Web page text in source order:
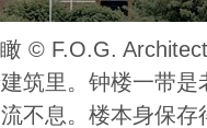
©️ F.O.G.
筑里。钟楼一带
不息。楼本身保